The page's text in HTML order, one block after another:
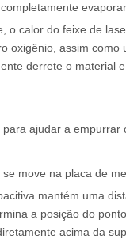
evaporar.
o calor do feixe de
oxigênio, assim
derrete o material
ajudar a empurrar
move na placa de
mantém uma
a posição do
acima da